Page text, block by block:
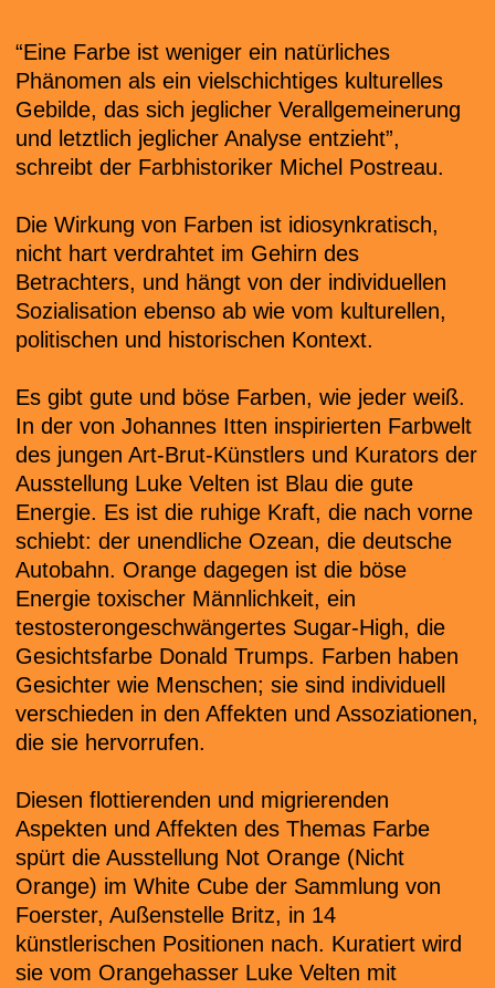
“Eine Farbe ist weniger ein natürliches
Phänomen als ein vielschichtiges kulturelles
Gebilde, das sich jeglicher Verallgemeinerung
und letztlich jeglicher Analyse entzieht”,
schreibt der Farbhistoriker Michel Postreau.
Die Wirkung von Farben ist idiosynkratisch,
nicht hart verdrahtet im Gehirn des
Betrachters, und hängt von der individuellen
Sozialisation ebenso ab wie vom kulturellen,
politischen und historischen Kontext.
Es gibt gute und böse Farben, wie jeder weiß.
In der von Johannes Itten inspirierten Farbwelt
des jungen Art-Brut-Künstlers und Kurators der
Ausstellung Luke Velten ist Blau die gute
Energie. Es ist die ruhige Kraft, die nach vorne
schiebt: der unendliche Ozean, die deutsche
Autobahn. Orange dagegen ist die böse
Energie toxischer Männlichkeit, ein
testosterongeschwängertes Sugar-High, die
Gesichtsfarbe Donald Trumps. Farben haben
Gesichter wie Menschen; sie sind individuell
verschieden in den Affekten und Assoziationen,
die sie hervorrufen.
Diesen flottierenden und migrierenden
Aspekten und Affekten des Themas Farbe
spürt die Ausstellung Not Orange (Nicht
Orange) im White Cube der Sammlung von
Foerster, Außenstelle Britz, in 14
künstlerischen Positionen nach. Kuratiert wird
sie vom Orangehasser Luke Velten mit